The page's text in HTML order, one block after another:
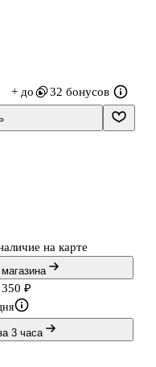
+ до 32 бонусов
на карте
350 ₽
3 часа